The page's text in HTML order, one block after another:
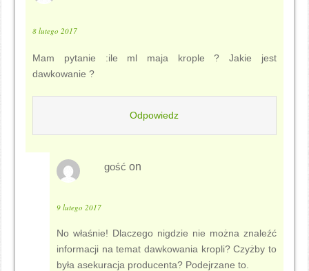
8 lutego 2017
Mam pytanie :ile ml maja krople ? Jakie jest
dawkowanie ?
Odpowiedz
gość on
9 lutego 2017
No właśnie! Dlaczego nigdzie nie można znaleźć
informacji na temat dawkowania kropli? Czyżby to
była asekuracja producenta? Podejrzane to.